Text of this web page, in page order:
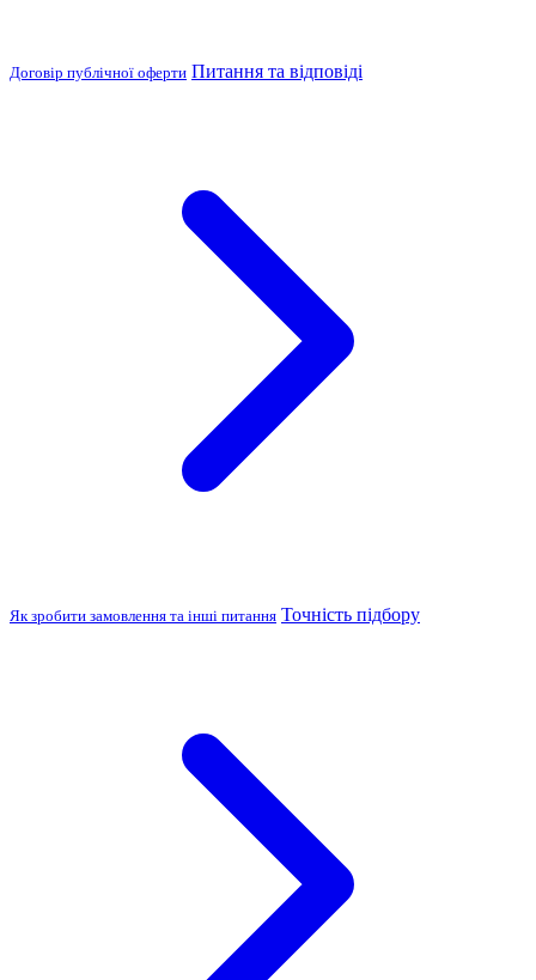
Договір публічної оферти Питання та відповіді
Як зробити замовлення та інші питання Точність підбору